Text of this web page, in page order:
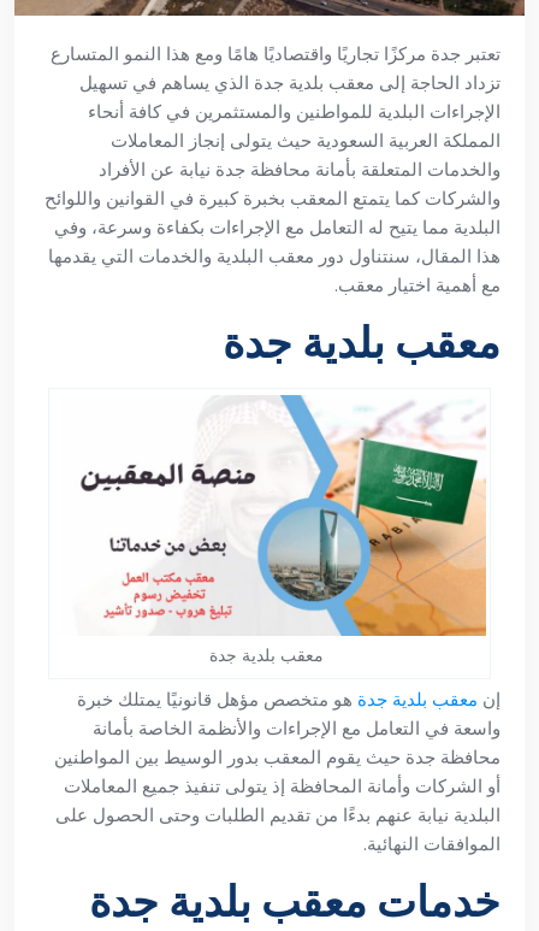
تعتبر جدة مركزًا تجاريًا واقتصاديًا هامًا ومع هذا النمو المتسارع
تزداد الحاجة إلى معقب بلدية جدة الذي يساهم في تسهيل
الإجراءات البلدية للمواطنين والمستثمرين في كافة أنحاء
المملكة العربية السعودية حيث يتولى إنجاز المعاملات
والخدمات المتعلقة بأمانة محافظة جدة نيابة عن الأفراد
والشركات كما يتمتع المعقب بخبرة كبيرة في القوانين واللوائح
البلدية مما يتيح له التعامل مع الإجراءات بكفاءة وسرعة، وفي
هذا المقال، سنتناول دور معقب البلدية والخدمات التي يقدمها
مع أهمية اختيار معقب.
معقب بلدية جدة
معقب بلدية جدة
إن معقب بلدية جدة هو متخصص مؤهل قانونيًا يمتلك خبرة
واسعة في التعامل مع الإجراءات والأنظمة الخاصة بأمانة
محافظة جدة حيث يقوم المعقب بدور الوسيط بين المواطنين
أو الشركات وأمانة المحافظة إذ يتولى تنفيذ جميع المعاملات
البلدية نيابة عنهم بدءًا من تقديم الطلبات وحتى الحصول على
الموافقات النهائية.
خدمات معقب بلدية جدة